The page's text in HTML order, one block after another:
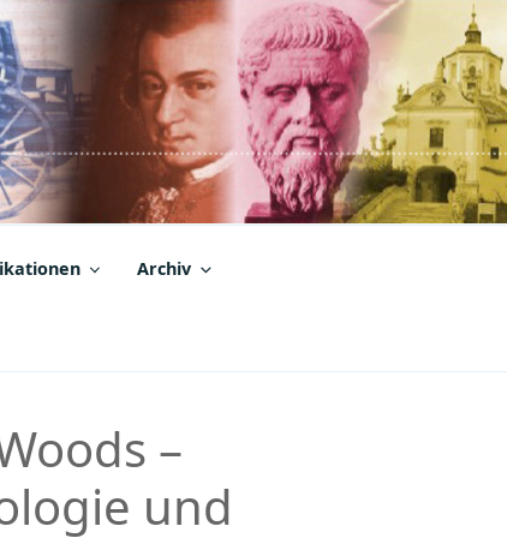
Archiv
–
und